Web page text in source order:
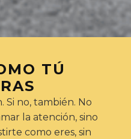
TÚ
Si no, también. No
la atención, sino
como eres, sin